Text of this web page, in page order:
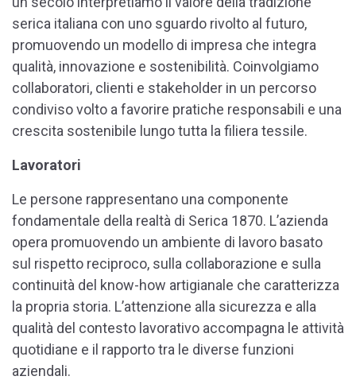
serica italiana con uno sguardo rivolto al futuro,
promuovendo un modello di impresa che integra
qualità, innovazione e sostenibilità. Coinvolgiamo
collaboratori, clienti e stakeholder in un percorso
condiviso volto a favorire pratiche responsabili e una
crescita sostenibile lungo tutta la filiera tessile.
Lavoratori
Le persone rappresentano una componente
fondamentale della realtà di Serica 1870. L’azienda
opera promuovendo un ambiente di lavoro basato
sul rispetto reciproco, sulla collaborazione e sulla
continuità del know-how artigianale che caratterizza
la propria storia. L’attenzione alla sicurezza e alla
qualità del contesto lavorativo accompagna le attività
quotidiane e il rapporto tra le diverse funzioni
aziendali.